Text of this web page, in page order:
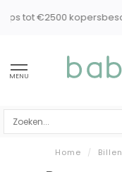
MENU
Home /